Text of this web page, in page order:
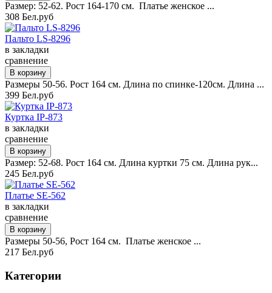
Размер: 52-62. Рост 164-170 см. Платье женское ...
308 Бел.руб
Пальто LS-8296
в закладки
сравнение
Размеры 50-56. Рост 164 см. Длина по спинке-120см. Длина ...
399 Бел.руб
Куртка IP-873
в закладки
сравнение
Размер: 52-68. Рост 164 см. Длина куртки 75 см. Длина рук...
245 Бел.руб
Платье SE-562
в закладки
сравнение
Размеры 50-56, Рост 164 см. Платье женское ...
217 Бел.руб
Категории